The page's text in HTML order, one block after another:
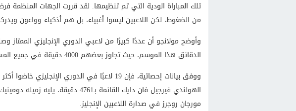
تلك المباراة الودية التي تم تنظيمها. لقد قررت الجهات
من الضغوط، لكن اللاعبين ليسوا أغبياء، بل هم أذكياء وواعون
وأوضح مولانجو أن عددًا كبيرًا من لاعبي الدوري الإنجليزي الممتاز
الدقائق هذا الموسم، حيث تجاوز بعضهم 4000 دقيقة في جميع المسابقات قبل البطولة.
الهولندي فيرجيل فان دايك القائمة بـ4761
مورجان روجرز في صدارة اللاعبين الإنجليز.